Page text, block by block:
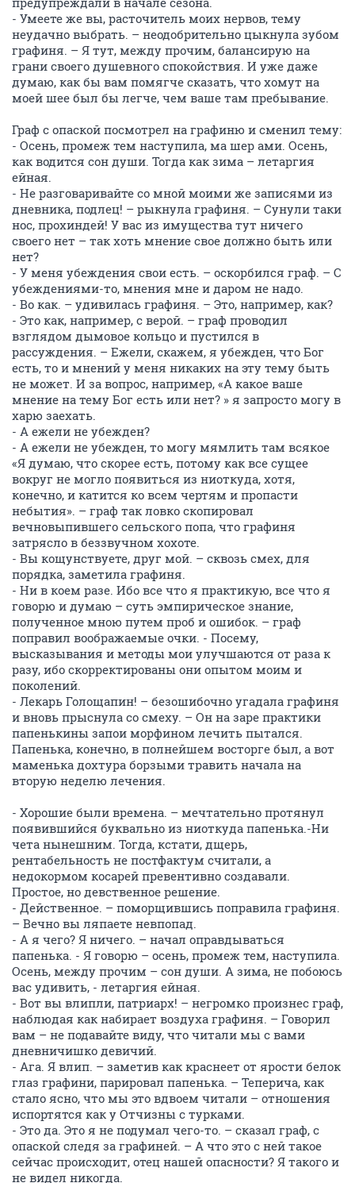
- Умеете же вы, расточитель моих нервов, тему
неудачно выбрать. – неодобрительно цыкнула зубом
графиня. – Я тут, между прочим, балансирую на
грани своего душевного спокойствия. И уже даже
думаю, как бы вам помягче сказать, что хомут на
моей шее был бы легче, чем ваше там пребывание.
Граф с опаской посмотрел на графиню и сменил тему:
- Осень, промеж тем наступила, ма шер ами. Осень,
как водится сон души. Тогда как зима – летаргия
ейная.
- Не разговаривайте со мной моими же записями из
дневника, подлец! – рыкнула графиня. – Сунули таки
нос, прохиндей! У вас из имущества тут ничего
своего нет – так хоть мнение свое должно быть или
нет?
- У меня убеждения свои есть. – оскорбился граф. – С
убеждениями-то, мнения мне и даром не надо.
- Во как. – удивилась графиня. – Это, например, как?
- Это как, например, с верой. – граф проводил
взглядом дымовое кольцо и пустился в
рассуждения. – Ежели, скажем, я убежден, что Бог
есть, то и мнений у меня никаких на эту тему быть
не может. И за вопрос, например, «А какое ваше
мнение на тему Бог есть или нет? » я запросто могу в
харю заехать.
- А ежели не убежден?
- А ежели не убежден, то могу мямлить там всякое
«Я думаю, что скорее есть, потому как все сущее
вокруг не могло появиться из ниоткуда, хотя,
конечно, и катится ко всем чертям и пропасти
небытия». – граф так ловко скопировал
вечновыпившего сельского попа, что графиня
затрясло в беззвучном хохоте.
- Вы кощунствуете, друг мой. – сквозь смех, для
порядка, заметила графиня.
- Ни в коем разе. Ибо все что я практикую, все что я
говорю и думаю – суть эмпирическое знание,
полученное мною путем проб и ошибок. – граф
поправил воображаемые очки. - Посему,
высказывания и методы мои улучшаются от раза к
разу, ибо скорректированы они опытом моим и
поколений.
- Лекарь Голощапин! – безошибочно угадала графиня
и вновь прыснула со смеху. – Он на заре практики
папенькины запои морфином лечить пытался.
Папенька, конечно, в полнейшем восторге был, а вот
маменька дохтура борзыми травить начала на
вторую неделю лечения.
- Хорошие были времена. – мечтательно протянул
появившийся буквально из ниоткуда папенька.-Ни
чета нынешним. Тогда, кстати, дщерь,
рентабельность не постфактум считали, а
недокормом косарей превентивно создавали.
Простое, но девственное решение.
- Действенное. – поморщившись поправила графиня.
– Вечно вы ляпаете невпопад.
- А я чего? Я ничего. – начал оправдываться
папенька. - Я говорю – осень, промеж тем, наступила.
Осень, между прочим – сон души. А зима, не побоюсь
вас удивить, - летаргия ейная.
- Вот вы влипли, патриарх! – негромко произнес граф,
наблюдая как набирает воздуха графиня. – Говорил
вам – не подавайте виду, что читали мы с вами
дневничишко девичий.
- Ага. Я влип. – заметив как краснеет от ярости белок
глаз графини, парировал папенька. – Теперича, как
стало ясно, что мы это вдвоем читали – отношения
испортятся как у Отчизны с турками.
- Это да. Это я не подумал чего-то. – сказал граф, с
опаской следя за графиней. – А что это с ней такое
сейчас происходит, отец нашей опасности? Я такого и
не видел никогда.